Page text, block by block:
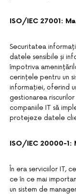
ISO/IEC 27001:
Securitatea
datele sensibile și
împotriva
cerințele pentru un
informației, oferind
gestionarea
companiile IT să
protejeze datele
ISO/IEC 20000-1:
În era serviciilor IT,
ce în ce mai
un sistem de